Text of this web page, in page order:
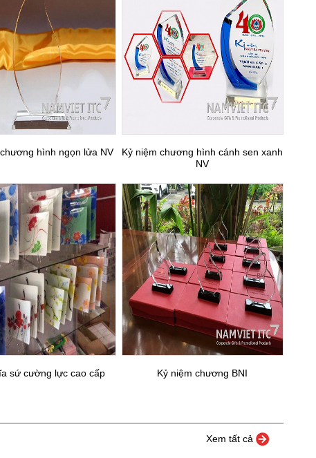
hình ngọn lửa NV
Kỷ niệm chương hình cánh sen xanh
NV
sứ cường lực cao cấp Kỷ niệm chương BNI
Xem tất cả